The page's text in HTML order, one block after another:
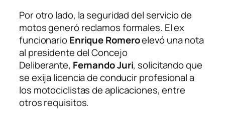
Por otro lado, la seguridad del servicio de
motos generó reclamos formales. El ex
funcionarioEnrique Romeroelevó una nota
al presidente del Concejo
Deliberante, Fernando Juri, solicitando que
se exija licencia de conducir profesional a
los motociclistas de aplicaciones, entre
otros requisitos.